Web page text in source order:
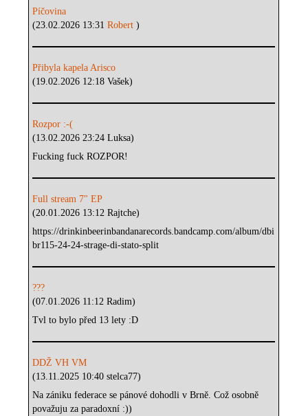
Píčovina
(23.02.2026 13:31Robert)
Přibyla kapela Arisco
(19.02.2026 12:18 Vašek)
Rozpor :-(
(13.02.2026 23:24 Luksa)
Fucking fuck ROZPOR!
Full stream 7" EP
(20.01.2026 13:12 Rajtche)
https://drinkinbeerinbandanarecords.bandcamp.com/album/dbi
br115-24-24-strage-di-stato-split
???
(07.01.2026 11:12 Radim)
Tvl to bylo před 13 lety :D
DDŽ VH VM
(13.11.2025 10:40 stelca77)
Na zániku federace se pánové dohodli v Brně. Což osobně
považuju za paradoxní :))